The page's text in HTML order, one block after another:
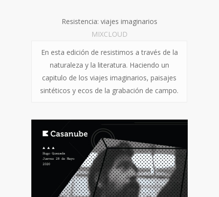
Resistencia: viajes imaginarios
MIXCLOUD
En esta edición de resistimos a través de la
naturaleza y la literatura. Haciendo un
capitulo de los viajes imaginarios, paisajes
sintéticos y ecos de la grabación de campo.